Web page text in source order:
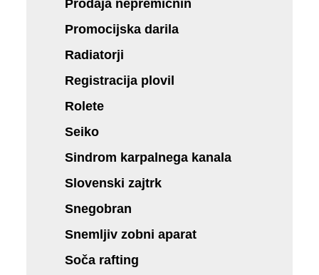
Prodaja nepremičnin
Promocijska darila
Radiatorji
Registracija plovil
Rolete
Seiko
Sindrom karpalnega kanala
Slovenski zajtrk
Snegobran
Snemljiv zobni aparat
Soča rafting